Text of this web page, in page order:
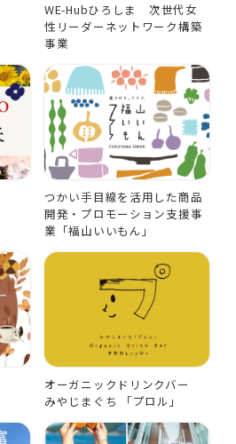
WE-Hubひろしま 次世代女
性リーダーネットワーク構築
事業
つかい手目線を活用した商品
開発・プロモーション支援事
業「福山いいもん」
オーガニックドリンクバー
みやじまぐち 「プロル」